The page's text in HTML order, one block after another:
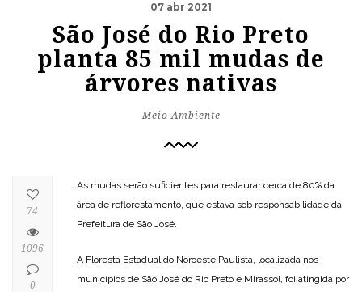
07 abr 2021
São José do Rio Preto
planta 85 mil mudas de
árvores nativas
Meio Ambiente
As mudas serão suficientes para restaurar cerca de 80% da
área de reflorestamento, que estava sob responsabilidade da
Prefeitura de São José.
A Floresta Estadual do Noroeste Paulista, localizada nos
municípios de São José do Rio Preto e Mirassol, foi atingida por
74
1096
0